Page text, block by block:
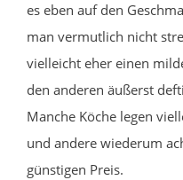
es eben auf den
man vermutlich nicht
vielleicht eher einen
den anderen äußerst
Manche Köche legen
und andere wiederum
günstigen Preis.